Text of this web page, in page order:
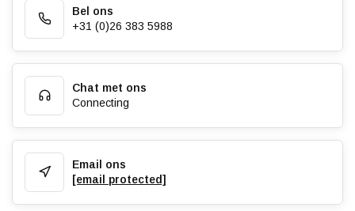
Bel ons
+31 (0)26 383 5988
Chat met ons
Connecting
Email ons
[email protected]